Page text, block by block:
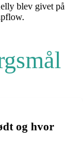
blev givet på
og hvor